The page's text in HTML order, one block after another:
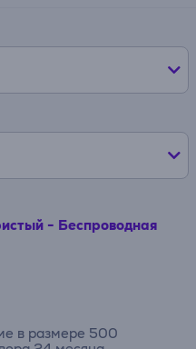
- Беспроводная
в размере 500